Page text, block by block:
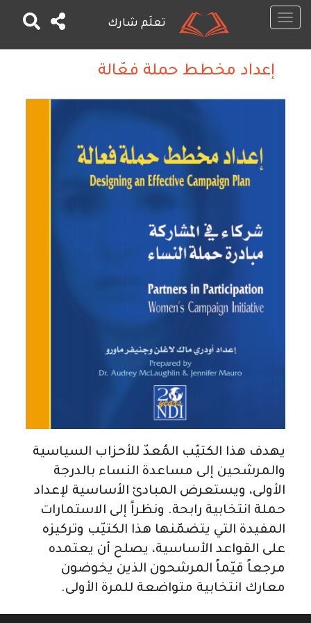
تجاوز
تعلَم شارك
Toggle
إعداد مخطط حملة فعّالة
يهدف هذا الكتيّب المُعدّ للأحزاب السياسية
والمرشحين إلى مساعدة النساء بالدرجة
الأولى، ويستعرض المبادئ الأساسية لإعداد
حملة انتخابية رابحة. ونظراً إلى الاستمارات
المفيدة التي يتضمّنها هذا الكتيّب وتركيزه
على القواعد الأساسية، يصلح أن يعتمده
مرجعاً قيّماً المرشحون الذين يخوضون
معارك انتخابية متواضعة للمرة الأولى.